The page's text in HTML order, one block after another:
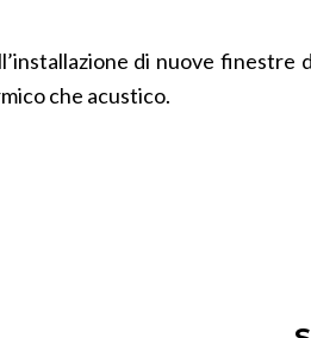
di nuove
che acustico.